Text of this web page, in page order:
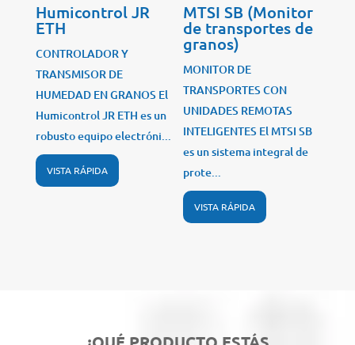
Humicontrol JR
ETH
CONTROLADOR Y
TRANSMISOR DE
HUMEDAD EN GRANOS El
Humicontrol JR ETH es un
robusto equipo electróni...
VISTA RÁPIDA
MTSI SB (Monitor
de transportes de
granos)
MONITOR DE
TRANSPORTES CON
UNIDADES REMOTAS
INTELIGENTES El MTSI SB
es un sistema integral de
prote...
VISTA RÁPIDA